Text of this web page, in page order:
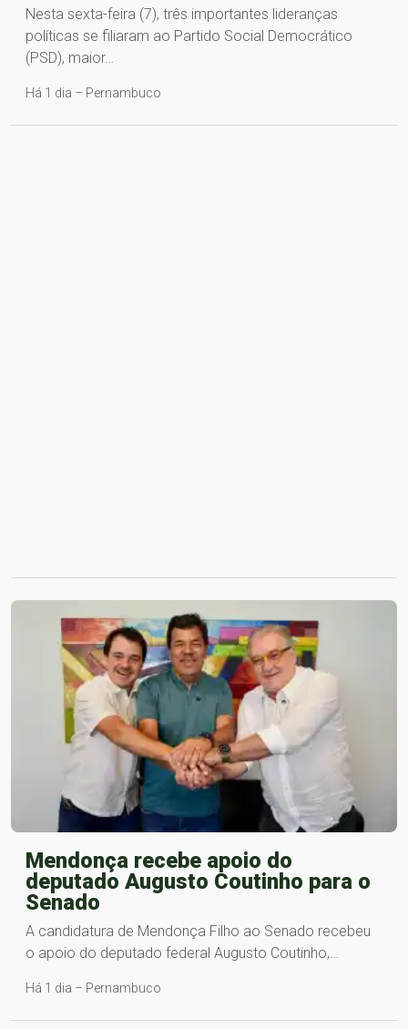
Nesta sexta-feira (7), três importantes lideranças
políticas se filiaram ao Partido Social Democrático
(PSD), maior…
Há 1 dia – Pernambuco
Mendonça recebe apoio do
deputado Augusto Coutinho para o
Senado
A candidatura de Mendonça Filho ao Senado recebeu
o apoio do deputado federal Augusto Coutinho,…
Há 1 dia – Pernambuco